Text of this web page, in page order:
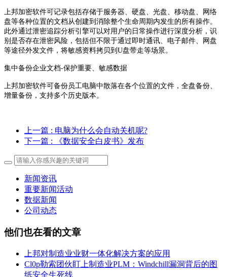
上邦加密软件可记录包括存储于服务器、硬盘、光盘、移动盘、网络
盘等各种位置的文档从创建到消除整个生命周期内发生的所有操作。
此外通过泄密追踪分析引擎可以对用户的日常操作进行深度分析，识
别是否存在泄密风险，包括但不限于通过即时通讯、电子邮件、网盘
等途径外发文件，将敏感资料拷贝到U盘带走等场景。
集中备份企业文档-保护重要、敏感数据
上邦加密软件可备份员工电脑中散落在各个位置的文件，全盘备份、
增量备份，支持多个历史版本。
上一篇 : 电脑为什么会自动关机呢?
下一篇 : 《数据安全白皮书》发布
新闻资讯
重要新闻活动
数据新闻
公司动态
他们也在看的文章
上邦对制造业业财一体化解决方案的应用
Cl0p勒索团伙盯上制造业PLM：Windchill漏洞背后的图
纸安全生死线